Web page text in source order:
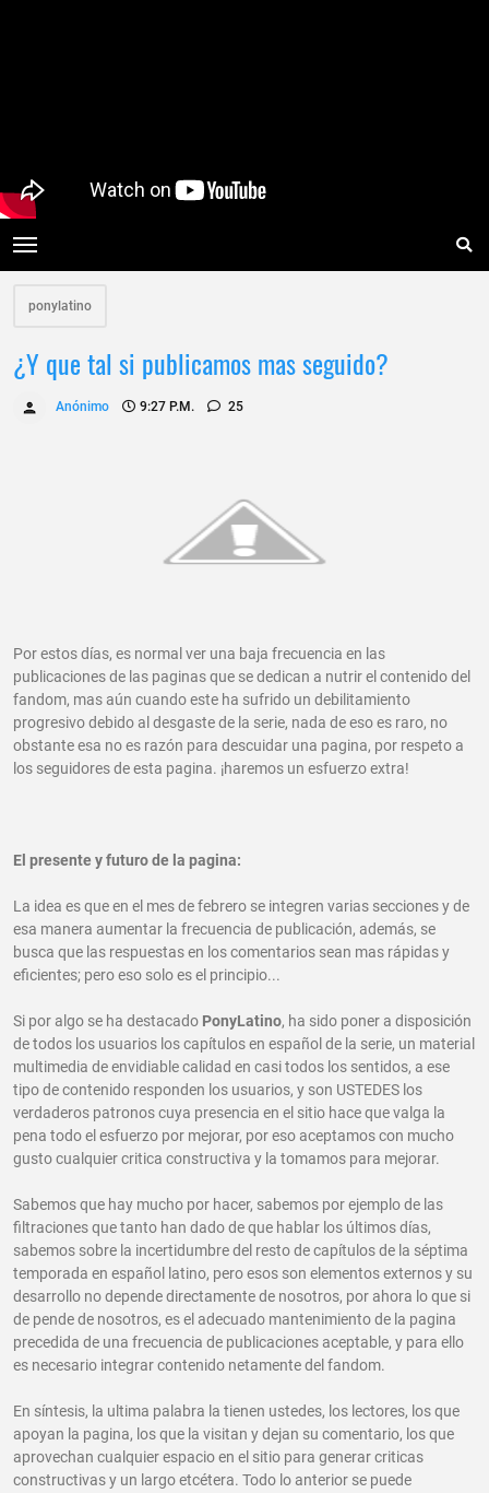
ponylatino
¿Y que tal si publicamos mas seguido?
Anónimo 9:27 P.m. 25
Por estos días, es normal ver una baja frecuencia en las
publicaciones de las paginas que se dedican a nutrir el contenido del
fandom, mas aún cuando este ha sufrido un debilitamiento
progresivo debido al desgaste de la serie, nada de eso es raro, no
obstante esa no es razón para descuidar una pagina, por respeto a
los seguidores de esta pagina. ¡haremos un esfuerzo extra!
El presente y futuro de la pagina:
La idea es que en el mes de febrero se integren varias secciones y de
esa manera aumentar la frecuencia de publicación, además, se
busca que las respuestas en los comentarios sean mas rápidas y
eficientes; pero eso solo es el principio...
Si por algo se ha destacado PonyLatino, ha sido poner a disposición
de todos los usuarios los capítulos en español de la serie, un material
multimedia de envidiable calidad en casi todos los sentidos, a ese
tipo de contenido responden los usuarios, y son USTEDES los
verdaderos patronos cuya presencia en el sitio hace que valga la
pena todo el esfuerzo por mejorar, por eso aceptamos con mucho
gusto cualquier critica constructiva y la tomamos para mejorar.
Sabemos que hay mucho por hacer, sabemos por ejemplo de las
filtraciones que tanto han dado de que hablar los últimos días,
sabemos sobre la incertidumbre del resto de capítulos de la séptima
temporada en español latino, pero esos son elementos externos y su
desarrollo no depende directamente de nosotros, por ahora lo que si
de pende de nosotros, es el adecuado mantenimiento de la pagina
precedida de una frecuencia de publicaciones aceptable, y para ello
es necesario integrar contenido netamente del fandom.
En síntesis, la ultima palabra la tienen ustedes, los lectores, los que
apoyan la pagina, los que la visitan y dejan su comentario, los que
aprovechan cualquier espacio en el sitio para generar criticas
constructivas y un largo etcétera. Todo lo anterior se puede